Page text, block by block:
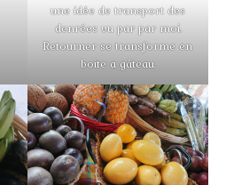
une idée de transport des
denrées vu par par moi.
Retourner se transforme en
boite a gâteau.